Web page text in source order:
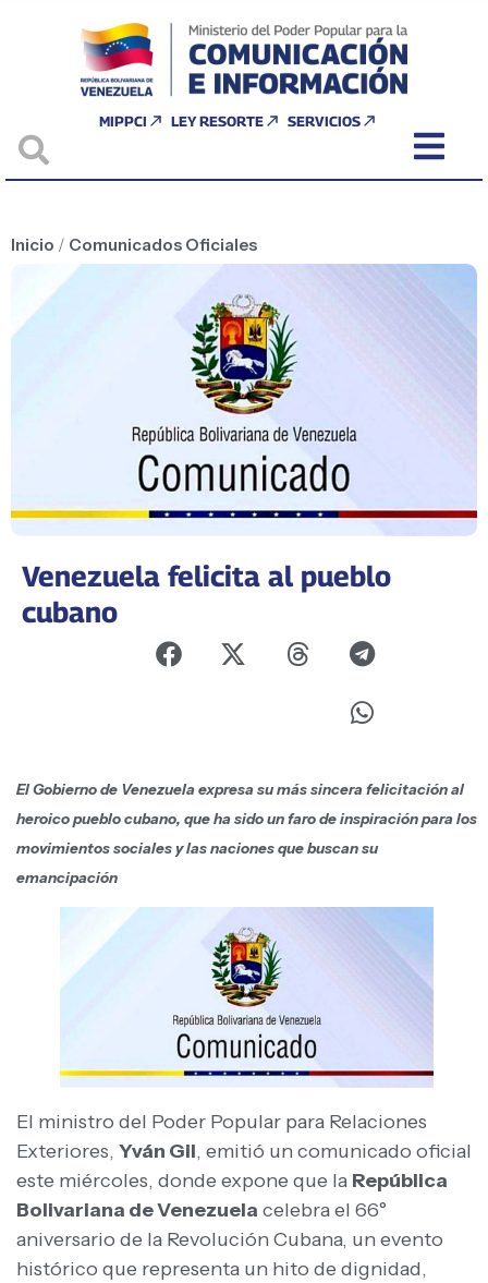
MIPPCI LEY RESORTE SERVICIOS
Inicio / Comunicados Oficiales
Venezuela felicita al pueblo
cubano
El Gobierno de Venezuela expresa su más sincera felicitación al
heroico pueblo cubano, que ha sido un faro de inspiración para los
movimientos sociales y las naciones que buscan su
emancipación
El ministro del Poder Popular para Relaciones
Exteriores, Yván Gil, emitió un comunicado oficial
este miércoles, donde expone que la República
Bolivariana de Venezuela celebra el 66°
aniversario de la Revolución Cubana, un evento
histórico que representa un hito de dignidad,